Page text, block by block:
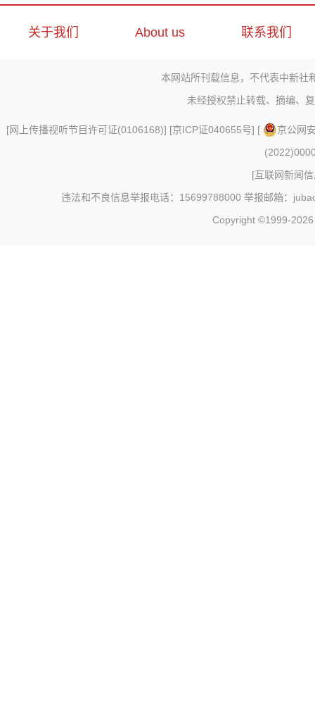
关于我们 About us 联系我们
本网站所刊载信息，不代表中新社
未经授权禁止转载、摘编、
[网上传播视听节目许可证(0106168)] [京ICP证040655号] [
京公网
[互联网新闻
违法和不良信息举报电话：15699788000 举报邮箱：
Copyright ©1999-